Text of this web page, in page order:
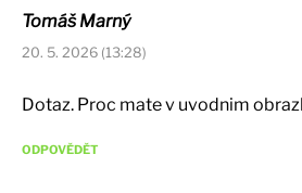
Tomáš Marný
20. 5. 2026 (13:28)
Dotaz. Proc mate v uvodnim
ODPOVĚDĚT